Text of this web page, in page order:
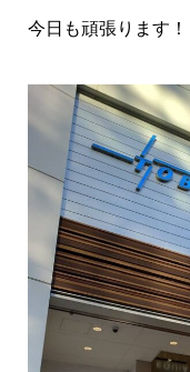
今日も頑張ります！